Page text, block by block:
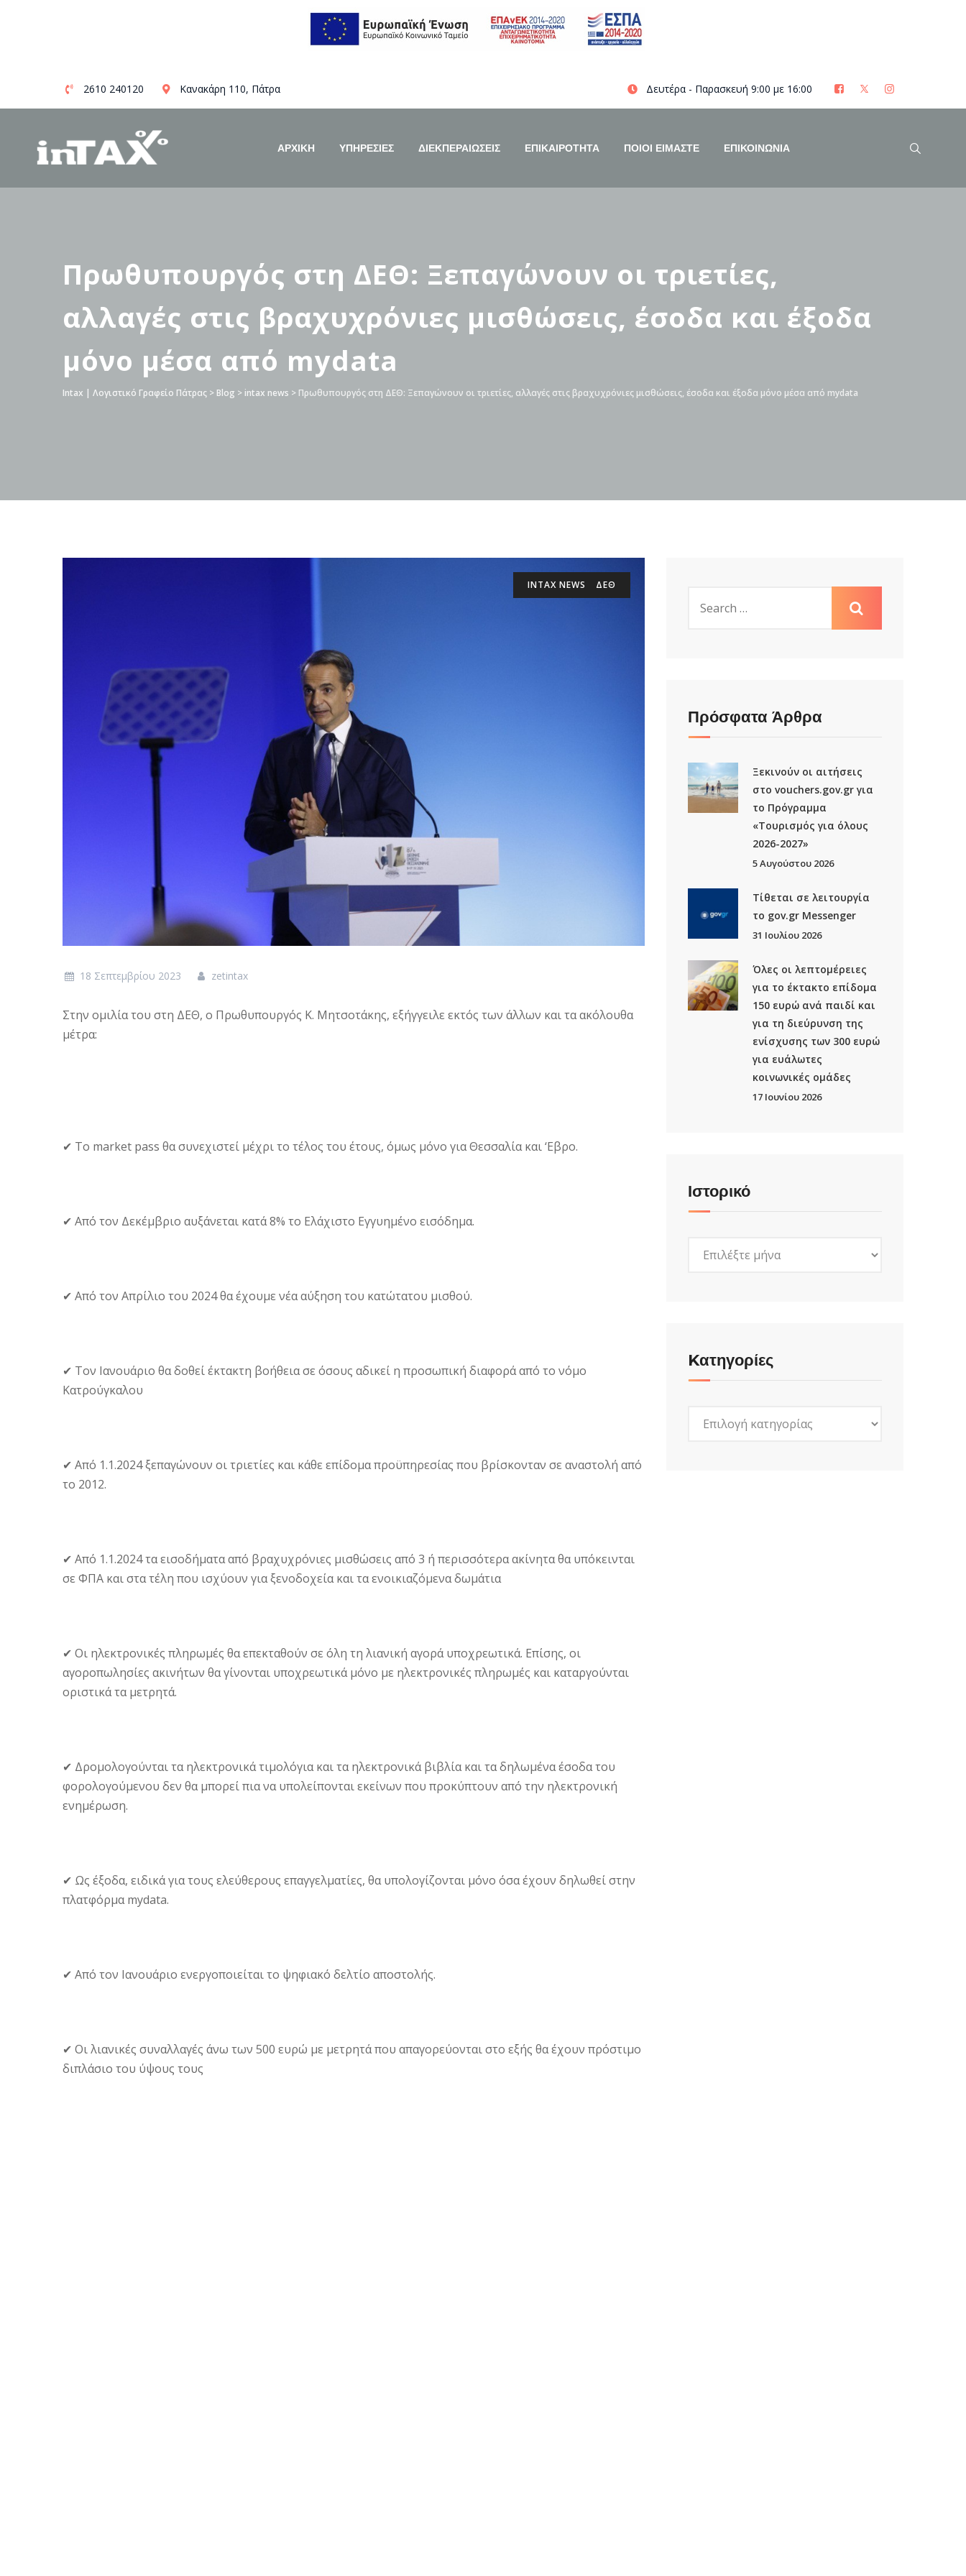
content
2610 240120 Κανακάρη 110, Πάτρα Δευτέρα - Παρασκευή 9:00 με 16:00
ΑΡΧΙΚΗ ΥΠΗΡΕΣΙΕΣ ΔΙΕΚΠΕΡΑΙΩΣΕΙΣ ΕΠΙΚΑΙΡΟΤΗΤΑ ΠΟΙΟΊ ΕΊΜΑΣΤΕ ΕΠΙΚΟΙΝΩΝΙΑ
Πρωθυπουργός στη ΔΕΘ: Ξεπαγώνουν οι τριετίες,
αλλαγές στις βραχυχρόνιες μισθώσεις, έσοδα και έξοδα
μόνο μέσα από mydata
Intax | Λογιστικό Γραφείο Πάτρας > Blog > intax news > Πρωθυπουργός στη ΔΕΘ: Ξεπαγώνουν οι τριετίες, αλλαγές στις βραχυχρόνιες μισθώσεις, έσοδα και έξοδα μόνο μέσα από mydata
INTAX NEWS ΔΕΘ
18 Σεπτεμβρίου 2023 zetintax
Στην ομιλία του στη ΔΕΘ, ο Πρωθυπουργός Κ. Μητσοτάκης, εξήγγειλε εκτός των άλλων και τα ακόλουθα
μέτρα:
✔ Το market pass θα συνεχιστεί μέχρι το τέλος του έτους, όμως μόνο για Θεσσαλία και ‘Εβρο.
✔ Από τον Δεκέμβριο αυξάνεται κατά 8% το Ελάχιστο Εγγυημένο εισόδημα.
✔ Από τον Απρίλιο του 2024 θα έχουμε νέα αύξηση του κατώτατου μισθού.
✔ Τον Ιανουάριο θα δοθεί έκτακτη βοήθεια σε όσους αδικεί η προσωπική διαφορά από το νόμο
Κατρούγκαλου
✔ Από 1.1.2024 ξεπαγώνουν οι τριετίες και κάθε επίδομα προϋπηρεσίας που βρίσκονταν σε αναστολή από
το 2012.
✔ Από 1.1.2024 τα εισοδήματα από βραχυχρόνιες μισθώσεις από 3 ή περισσότερα ακίνητα θα υπόκεινται
σε ΦΠΑ και στα τέλη που ισχύουν για ξενοδοχεία και τα ενοικιαζόμενα δωμάτια
✔ Οι ηλεκτρονικές πληρωμές θα επεκταθούν σε όλη τη λιανική αγορά υποχρεωτικά. Επίσης, οι
αγοροπωλησίες ακινήτων θα γίνονται υποχρεωτικά μόνο με ηλεκτρονικές πληρωμές και καταργούνται
οριστικά τα μετρητά.
✔ Δρομολογούνται τα ηλεκτρονικά τιμολόγια και τα ηλεκτρονικά βιβλία και τα δηλωμένα έσοδα του
φορολογούμενου δεν θα μπορεί πια να υπολείπονται εκείνων που προκύπτουν από την ηλεκτρονική
ενημέρωση.
✔ Ως έξοδα, ειδικά για τους ελεύθερους επαγγελματίες, θα υπολογίζονται μόνο όσα έχουν δηλωθεί στην
πλατφόρμα mydata.
✔ Από τον Ιανουάριο ενεργοποιείται το ψηφιακό δελτίο αποστολής.
✔ Οι λιανικές συναλλαγές άνω των 500 ευρώ με μετρητά που απαγορεύονται στο εξής θα έχουν πρόστιμο
διπλάσιο του ύψους τους
Πρόσφατα Άρθρα
Ξεκινούν οι αιτήσεις
στο vouchers.gov.gr για
το Πρόγραμμα
«Τουρισμός για όλους
2026-2027»
5 Αυγούστου 2026
Τίθεται σε λειτουργία
το gov.gr Μessenger
31 Ιουλίου 2026
Όλες οι λεπτομέρειες
για το έκτακτο επίδομα
150 ευρώ ανά παιδί και
για τη διεύρυνση της
ενίσχυσης των 300 ευρώ
για ευάλωτες
κοινωνικές ομάδες
17 Ιουνίου 2026
Ιστορικό
Kατηγορίες